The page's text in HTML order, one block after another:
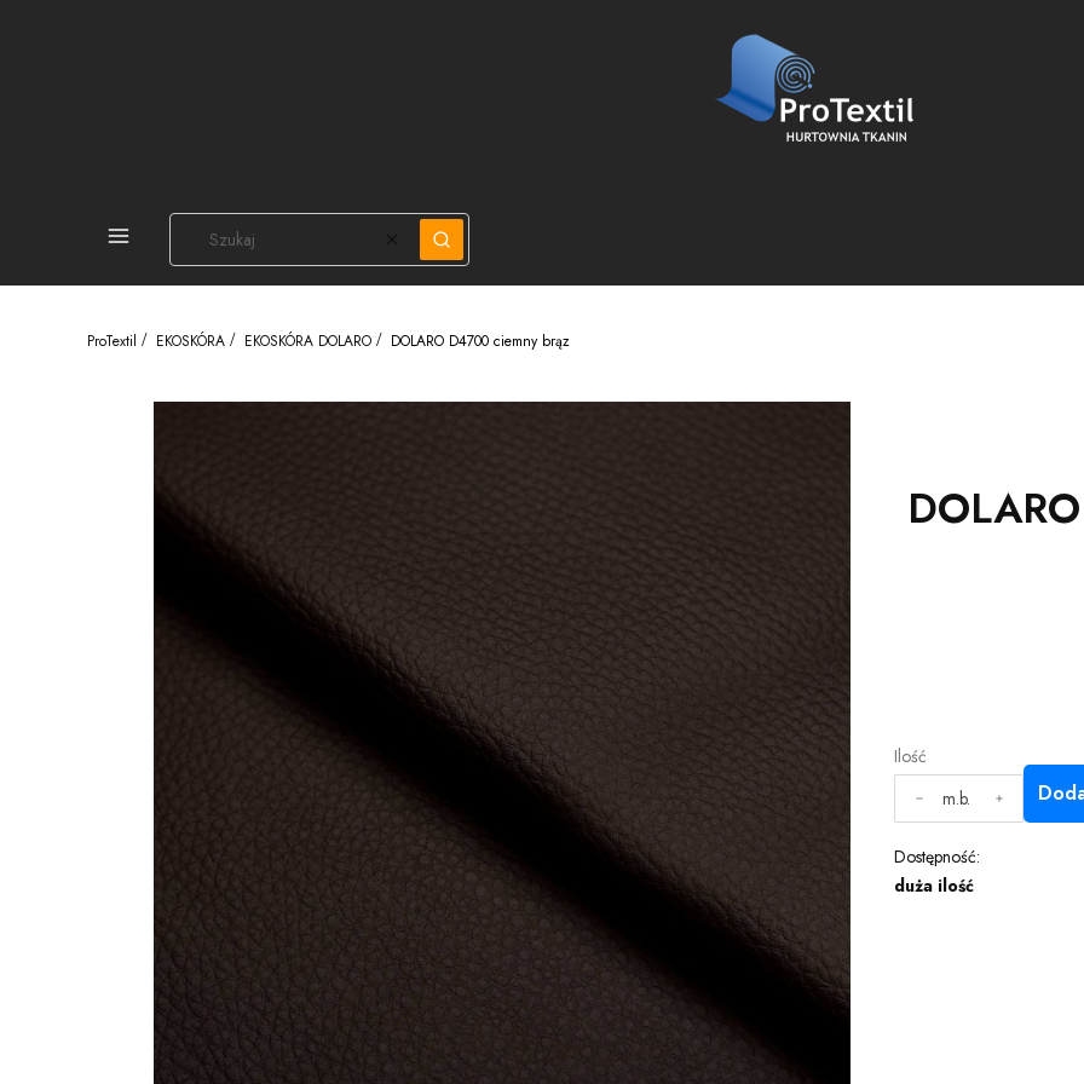
PEŁNA OFERTA
WyczyśćSzukaj
ProTextil EKOSKÓRA EKOSKÓRA DOLARO DOLARO D4700 ciemny brąz
Ilość
m.b.
Dostępność:
duża ilość